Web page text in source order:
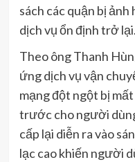
sách các quận bị
dịch vụ ổn định trở lại.
Theo ông Thanh
ứng dịch vụ vận
mạng đột ngột bị
trước cho người
cấp lại diễn ra vào
lạc cao khiến người